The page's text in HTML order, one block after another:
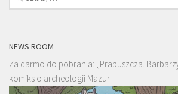
NEWS ROOM
Za darmo do pobrania: „Prapuszcza.
komiks o archeologii Mazur